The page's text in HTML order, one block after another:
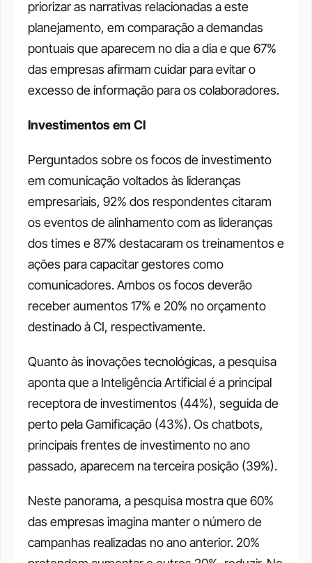
priorizar as narrativas relacionadas a este
planejamento, em comparação a demandas
pontuais que aparecem no dia a dia e que 67%
das empresas afirmam cuidar para evitar o
excesso de informação para os colaboradores.
Investimentos em CI
Perguntados sobre os focos de investimento
em comunicação voltados às lideranças
empresariais, 92% dos respondentes citaram
os eventos de alinhamento com as lideranças
dos times e 87% destacaram os treinamentos e
ações para capacitar gestores como
comunicadores. Ambos os focos deverão
receber aumentos 17% e 20% no orçamento
destinado à CI, respectivamente.
Quanto às inovações tecnológicas, a pesquisa
aponta que a Inteligência Artificial é a principal
receptora de investimentos (44%), seguida de
perto pela Gamificação (43%). Os chatbots,
principais frentes de investimento no ano
passado, aparecem na terceira posição (39%).
Neste panorama, a pesquisa mostra que 60%
das empresas imagina manter o número de
campanhas realizadas no ano anterior. 20%